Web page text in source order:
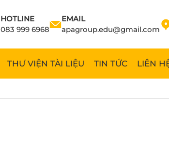
HOTLINE
083 999 6968
EMAIL
apagroup.edu@gmail.com
THƯ VIỆN TÀI LIỆU TIN TỨC LIÊN